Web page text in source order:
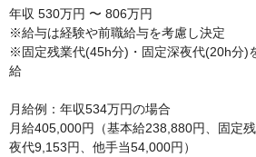
年収 530万円 〜 806万円
※給与は経験や前職給与を考慮し決定
※固定残業代(45h分)・固定深夜代(20h分)
給
月給例：年収534万円の場合
月給405,000円（基本給238,880円、固定
夜代9,153円、他手当54,000円）